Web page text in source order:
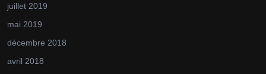
juillet 2019
mai 2019
décembre 2018
avril 2018